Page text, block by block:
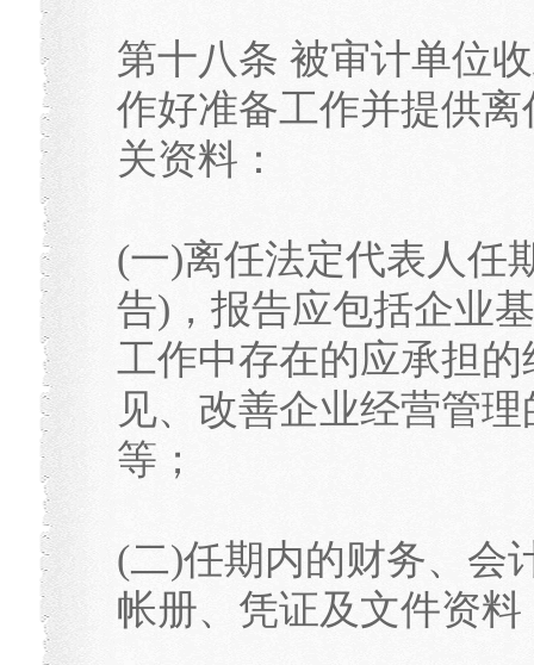
第十八条 被审计单位
作好准备工作并提供
关资料：
(一)离任法定代表人任
告)，报告应包括企业
工作中存在的应承担
见、改善企业经营管
等；
(二)任期内的财务、会
帐册、凭证及文件资料